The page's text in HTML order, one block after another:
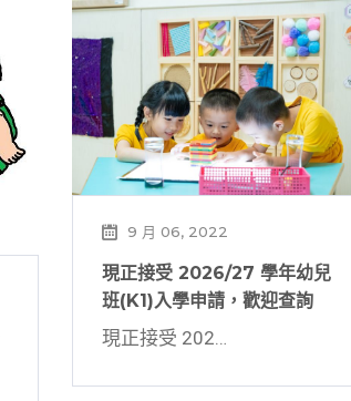
9 月 06, 2022
現正接受 2026/27 學年幼兒
班(K1)入學申請，歡迎查詢
現正接受 202…